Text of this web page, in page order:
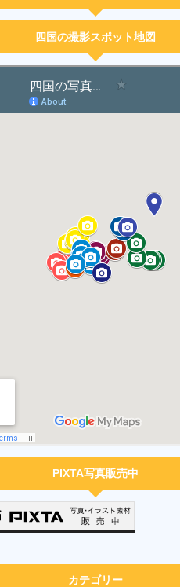
四国の撮影スポット地図
PIXTA写真販売中
カテゴリー